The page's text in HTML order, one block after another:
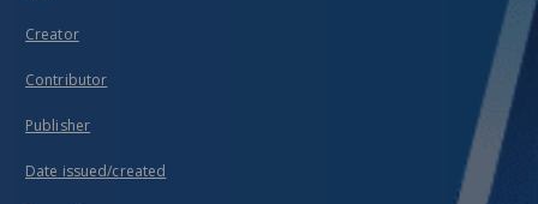
Creator
Contributor
Publisher
Date issued/created